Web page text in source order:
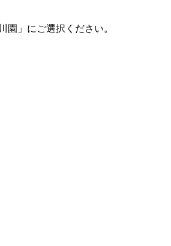
」にご選択ください。